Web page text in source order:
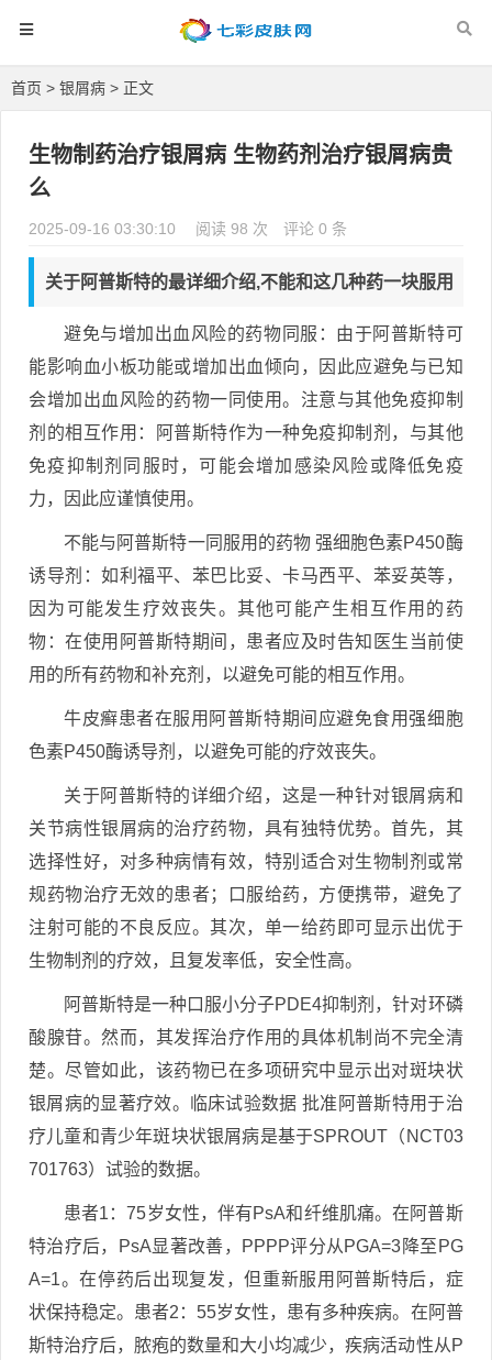
首页 > 银屑病 > 正文
生物制药治疗银屑病 生物药剂治疗银屑病贵
么
2025-09-16 03:30:10 阅读 98 次 评论 0 条
关于阿普斯特的最详细介绍,不能和这几种药一块服用
避免与增加出血风险的药物同服：由于阿普斯特可
能影响血小板功能或增加出血倾向，因此应避免与已知
会增加出血风险的药物一同使用。注意与其他免疫抑制
剂的相互作用：阿普斯特作为一种免疫抑制剂，与其他
免疫抑制剂同服时，可能会增加感染风险或降低免疫
力，因此应谨慎使用。
不能与阿普斯特一同服用的药物 强细胞色素P450酶
诱导剂：如利福平、苯巴比妥、卡马西平、苯妥英等，
因为可能发生疗效丧失。其他可能产生相互作用的药
物：在使用阿普斯特期间，患者应及时告知医生当前使
用的所有药物和补充剂，以避免可能的相互作用。
牛皮癣患者在服用阿普斯特期间应避免食用强细胞
色素P450酶诱导剂，以避免可能的疗效丧失。
关于阿普斯特的详细介绍，这是一种针对银屑病和
关节病性银屑病的治疗药物，具有独特优势。首先，其
选择性好，对多种病情有效，特别适合对生物制剂或常
规药物治疗无效的患者；口服给药，方便携带，避免了
注射可能的不良反应。其次，单一给药即可显示出优于
生物制剂的疗效，且复发率低，安全性高。
阿普斯特是一种口服小分子PDE4抑制剂，针对环磷
酸腺苷。然而，其发挥治疗作用的具体机制尚不完全清
楚。尽管如此，该药物已在多项研究中显示出对斑块状
银屑病的显著疗效。临床试验数据 批准阿普斯特用于治
疗儿童和青少年斑块状银屑病是基于SPROUT（NCT03
701763）试验的数据。
患者1：75岁女性，伴有PsA和纤维肌痛。在阿普斯
特治疗后，PsA显著改善，PPPP评分从PGA=3降至PG
A=1。在停药后出现复发，但重新服用阿普斯特后，症
状保持稳定。患者2：55岁女性，患有多种疾病。在阿普
斯特治疗后，脓疱的数量和大小均减少，疾病活动性从P